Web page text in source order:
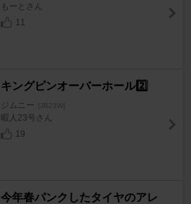
もーとさん
11
キングピンオーバーホール2️⃣
ジムニー [JB23W]
暇人23号さん
19
今年春パンクしたタイヤのアレ